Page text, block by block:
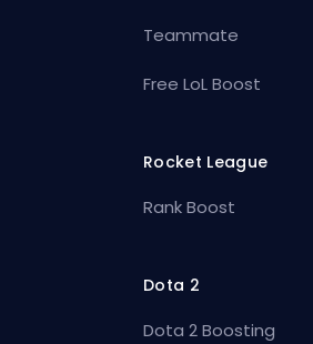
Teammate
Free LoL Boost
Rocket League
Rank Boost
Dota 2
Dota 2 Boosting